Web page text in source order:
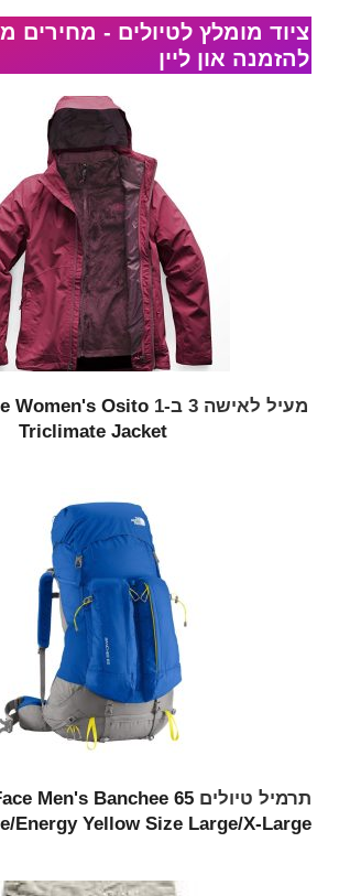
ציוד מומלץ לטיולים - מחירים
להזמנה און ליין​
מעיל לאישה 3 ב-1
Women's Osito
Triclimate Jacket
תרמיל טיולים Men's Banchee 65
Energy Yellow Size Large/X-Large